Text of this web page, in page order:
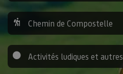
Chemin de Compostelle
Activités ludiques et autres